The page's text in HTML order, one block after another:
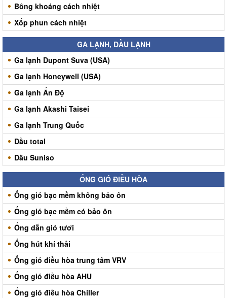
Bông khoáng cách nhiệt
Xốp phun cách nhiệt
GA LẠNH, DẦU LẠNH
Ga lạnh Dupont Suva (USA)
Ga lạnh Honeywell (USA)
Ga lạnh Ấn Độ
Ga lạnh Akashi Taisei
Ga lạnh Trung Quốc
Dầu total
Dầu Suniso
ỐNG GIÓ ĐIỀU HÒA
Ống gió bạc mềm không bảo ôn
Ống gió bạc mềm có bảo ôn
Ống dẫn gió tươi
Ống hút khí thải
Ống gió điều hòa trung tâm VRV
Ống gió điều hòa AHU
Ống gió điều hòa Chiller